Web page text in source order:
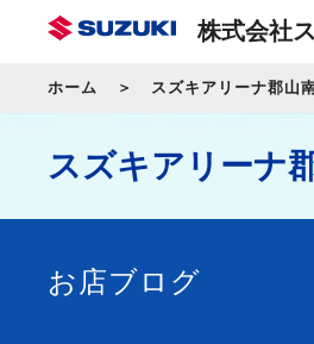
株式会社
ホーム スズキアリーナ郡山
スズキアリーナ
お店ブログ